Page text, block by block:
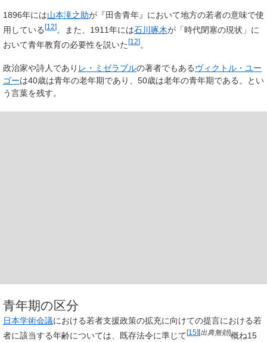
1896年には山本滝之助が『田舎青年』において地方の若者の意味で使
用している [12] 。また、1911年には石川啄木が「時代閉塞の現状」に
おいて青年教育の必要性を説いた[12]。
政治家や詩人であり レ・ミゼラブルの著者でもあるヴィクトル・ユー
ゴーは40歳は青年の老年期であり、50歳は老年の青年期である。とい
う言葉を残す。
青年期の区分
日本学術会議における若者支援政策の拡充に向けての提言における若
者に該当する年齢については、既存法令に準じて[15] [出典無効]概ね15